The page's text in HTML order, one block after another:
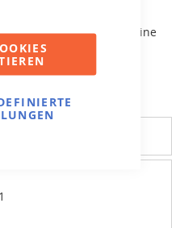
und unten sorgt für eine
und dicke